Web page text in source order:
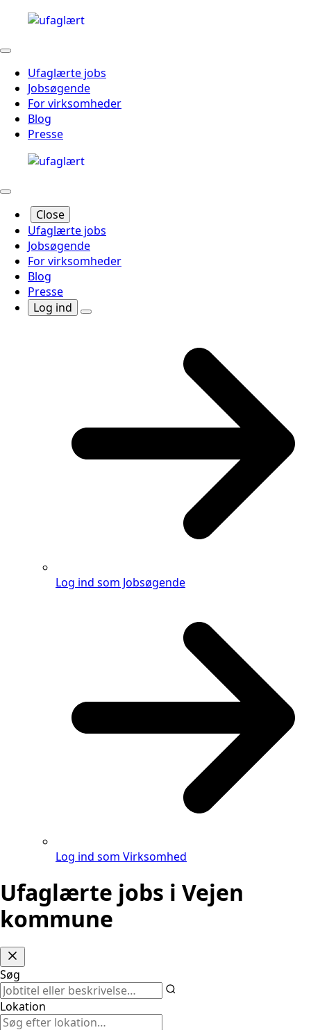
Ufaglærte jobs
Jobsøgende
For virksomheder
Blog
Presse
Close
Ufaglærte jobs
Jobsøgende
For virksomheder
Blog
Presse
Log ind
Log ind som Jobsøgende
Log ind som Virksomhed
Ufaglærte jobs i Vejen
kommune
Søg
Lokation